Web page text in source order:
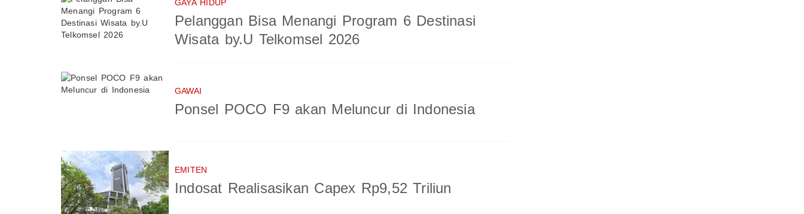
GAYA HIDUP
Pelanggan Bisa Menangi Program 6 Destinasi
Wisata by.U Telkomsel 2026
GAWAI
Ponsel POCO F9 akan Meluncur di Indonesia
EMITEN
Indosat Realisasikan Capex Rp9,52 Triliun